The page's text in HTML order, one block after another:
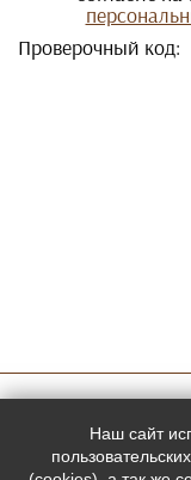
Проверочный код:
Наш сайт